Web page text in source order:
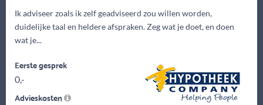
Ik adviseer zoals ik zelf geadviseerd zou willen worden,
duidelijke taal en heldere afspraken. Zeg wat je doet, en doen
wat je...
Eerste gesprek
0,-
Advieskosten